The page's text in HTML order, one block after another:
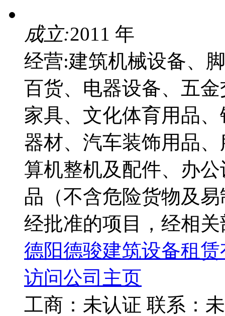
成立:2011 年
经营:建筑机械设备、
百货、电器设备、五
家具、文化体育用品
器材、汽车装饰用品
算机整机及配件、办
品（不含危险货物及
经批准的项目，经相
德阳德骏建筑设备租
访问公司主页
工商： 未认证 联系：